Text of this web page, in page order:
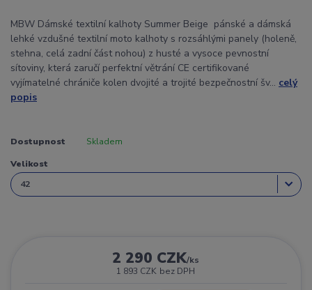
MBW Dámské textilní kalhoty Summer Beige pánské a dámská
lehké vzdušné textilní moto kalhoty s rozsáhlými panely (holeně,
stehna, celá zadní část nohou) z husté a vysoce pevnostní
sítoviny, která zaručí perfektní větrání CE certifikované
vyjímatelné chrániče kolen dvojité a trojité bezpečnostní šv... celý
popis
Dostupnost Skladem
Velikost
2 290 CZK/ks
1 893 CZK bez DPH